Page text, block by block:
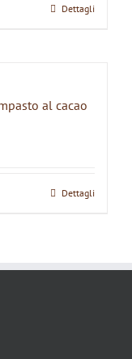
Dettagli
al cacao
Dettagli